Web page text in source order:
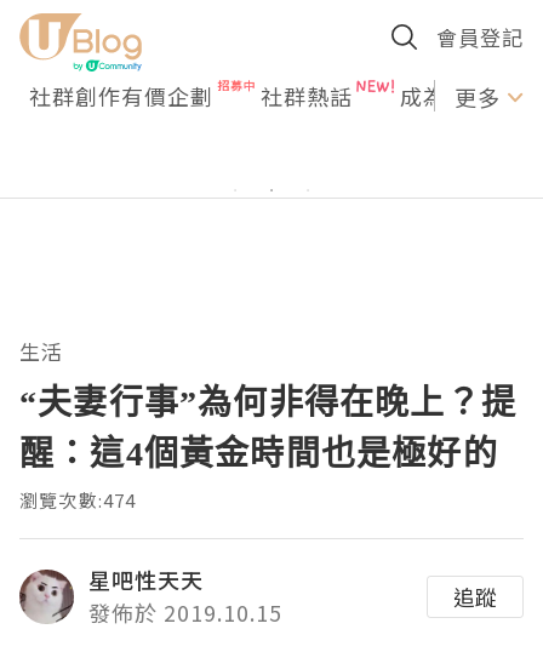
會員登記
社群創作有價企劃 社群熱話 成為U更多
生活
“夫妻行事”為何非得在晚上？提
醒：這4個黃金時間也是極好的
瀏覽次數:474
星吧性天天
發佈於 2019.10.15
追蹤